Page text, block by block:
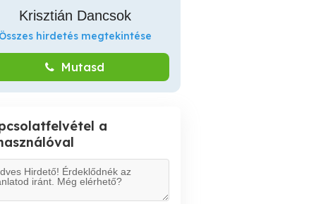
Krisztián Dancsok
Összes hirdetés megtekintése
Mutasd
a